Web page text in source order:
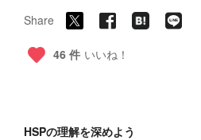
Share
46 件 いいね！
HSPの理解を深めよう